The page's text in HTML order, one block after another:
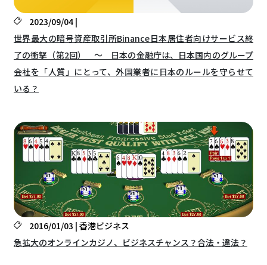
2023/09/04 |
世界最大の暗号資産取引所Binance日本居住者向けサービス終
了の衝撃（第2回） ～ 日本の金融庁は、日本国内のグループ
会社を「人質」にとって、外国業者に日本のルールを守らせて
いる？
2016/01/03 | 香港ビジネス
急拡大のオンラインカジノ、ビジネスチャンス？合法・違法？